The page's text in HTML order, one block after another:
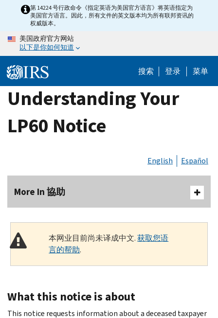
content
第 14224 号行政命令《指定英语为美国官方语言》将英语指定为
美国官方语言。因此，所有文件的英文版本均为所有联邦资讯的
权威版本。
美国政府官方网站
以下是你如何知道
搜索 登录 菜单
Understanding Your
LP60 Notice
English Español
More In 協助
本网业目前尚未译成中文.获取您语
言的帮助.
What this notice is about
This notice requests information about a deceased taxpayer